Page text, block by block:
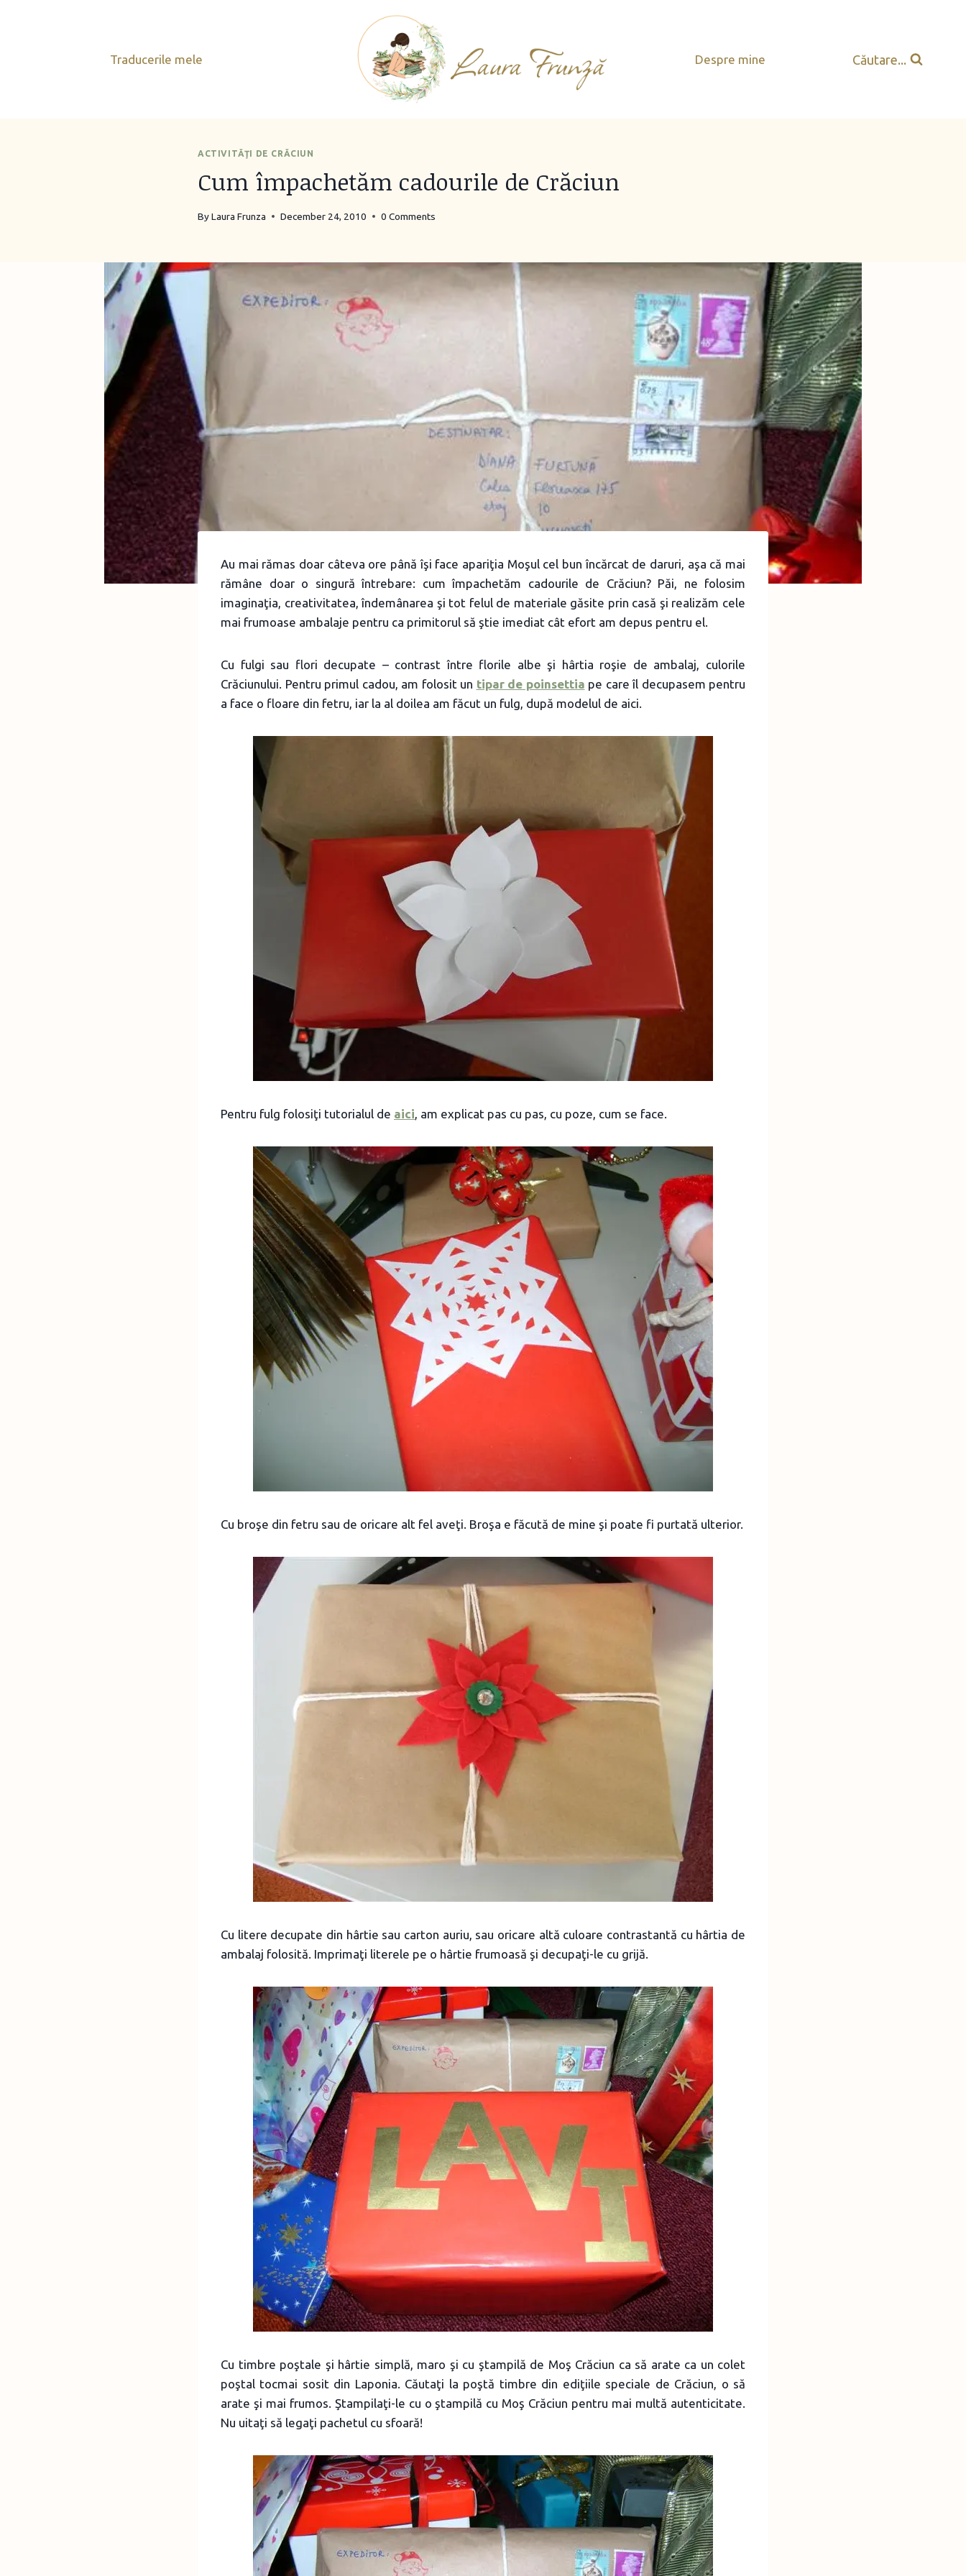
Traducerile mele
Despre mine Căutare...
ACTIVITĂŢI DE CRĂCIUN
Cum împachetăm cadourile de Crăciun
ByLaura Frunza December 24, 2010 0 Comments
Au mai rămas doar câteva ore până îşi face apariţia Moşul cel bun încărcat de daruri, aşa că mai
rămâne doar o singură întrebare: cum împachetăm cadourile de Crăciun? Păi, ne folosim
imaginaţia, creativitatea, îndemânarea şi tot felul de materiale găsite prin casă şi realizăm cele
mai frumoase ambalaje pentru ca primitorul să ştie imediat cât efort am depus pentru el.
Cu fulgi sau flori decupate – contrast între florile albe şi hârtia roşie de ambalaj, culorile
Crăciunului. Pentru primul cadou, am folosit un tipar de poinsettia pe care îl decupasem pentru
a face o floare din fetru, iar la al doilea am făcut un fulg, după modelul de aici.
Pentru fulg folosiţi tutorialul de aici , am explicat pas cu pas, cu poze, cum se face.
Cu broşe din fetru sau de oricare alt fel aveţi. Broşa e făcută de mine şi poate fi purtată ulterior.
Cu litere decupate din hârtie sau carton auriu, sau oricare altă culoare contrastantă cu hârtia de
ambalaj folosită. Imprimaţi literele pe o hârtie frumoasă şi decupaţi-le cu grijă.
Cu timbre poştale şi hârtie simplă, maro şi cu ştampilă de Moş Crăciun ca să arate ca un colet
poştal tocmai sosit din Laponia. Căutaţi la poştă timbre din ediţiile speciale de Crăciun, o să
arate şi mai frumos. Ştampilaţi-le cu o ştampilă cu Moş Crăciun pentru mai multă autenticitate.
Nu uitaţi să legaţi pachetul cu sfoară!